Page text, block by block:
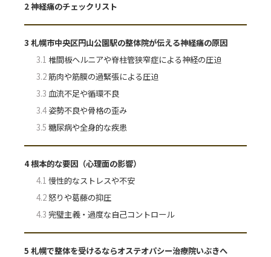
2神経痛のチェックリスト
3 札幌市中央区円山公園駅の整体院が伝える神経痛の原因
3.1 椎間板ヘルニアや脊柱管狭窄症による神経の圧迫
3.2筋肉や筋膜の過緊張による圧迫
3.3 血流不足や循環不良
3.4姿勢不良や骨格の歪み
3.5 糖尿病や全身的な疾患
4根本的な要因（心理面の影響）
4.1 慢性的なストレスや不安
4.2怒りや葛藤の抑圧
4.3 完璧主義・過度な自己コントロール
5 札幌で整体を受けるならオステオパシー治療院いぶきへ